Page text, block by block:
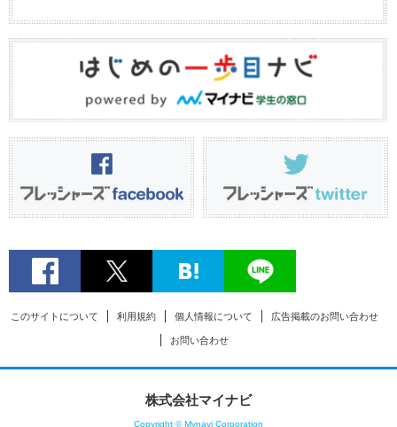
このサイトについて 利用規約 個人情報について 広告掲載のお問い合わせ
お問い合わせ
株式会社マイナビ
Copyright © Mynavi Corporation